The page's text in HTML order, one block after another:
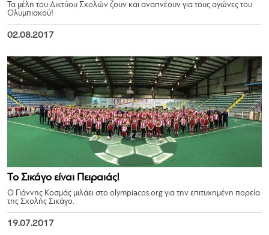
Τα μέλη του Δικτύου Σχολών ζουν και αναπνέουν για τους αγώνες του
Ολυμπιακού!
02.08.2017
Το Σικάγο είναι Πειραιάς!
Ο Γιάννης Κοσμάς μιλάει στο olympiacos.org για την επιτυχημένη πορεία
της Σχολής Σικάγο.
19.07.2017